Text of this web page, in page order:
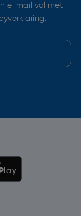
e-mail vol met
.